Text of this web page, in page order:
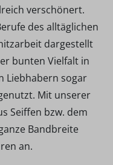
verschönert.
des alltäglichen
dargestellt
bunten Vielfalt in
Liebhabern sogar
Mit unserer
Seiffen bzw. dem
Bandbreite
an.